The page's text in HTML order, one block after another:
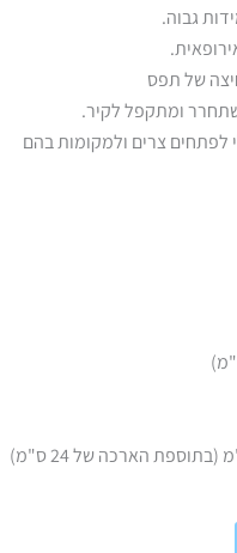
גבוה.
של תפס
ומתקפל לקיר.
צרים ולמקומות בהם